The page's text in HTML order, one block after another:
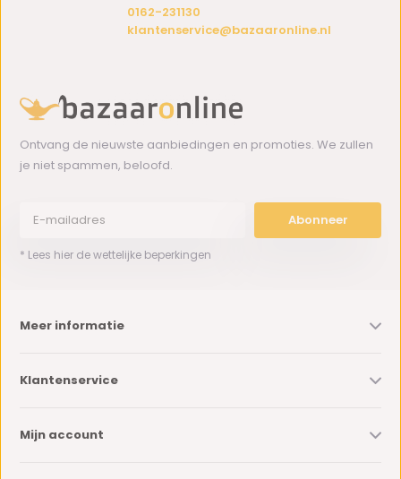
0162-231130
klantenservice@bazaaronline.nl
Ontvang de nieuwste aanbiedingen en promoties. We zullen
je niet spammen, beloofd.
Abonneer
* Lees hier de wettelijke beperkingen
Meer informatie
Klantenservice
Mijn account